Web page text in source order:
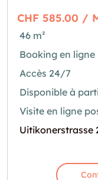
CHF 585.00 /
46 m²
Booking en ligne
Accès 24/7
Disponible à
Visite en ligne
Uitikonerstrasse